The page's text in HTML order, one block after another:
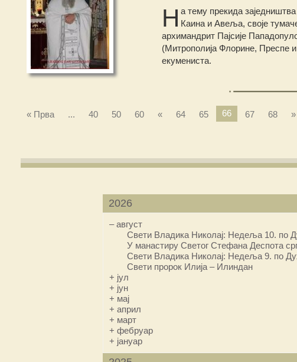
Н а тему прекида
Каина и Авеља, своје
архимандрит Пајсије
(Митрополија Флорине, Преспе и
екумениста.
« Прва ... 40 50 60 « 64 65 66 67 68 »
2026
–август
Свети Владика Николај: Недеља 10. по
У манастиру Светог Стефана Деспота
Свети Владика Николај: Недеља 9. по
Свети пророк Илија – Илиндан
+ јул
+ јун
+ мај
+ април
+ март
+ фебруар
+ јануар